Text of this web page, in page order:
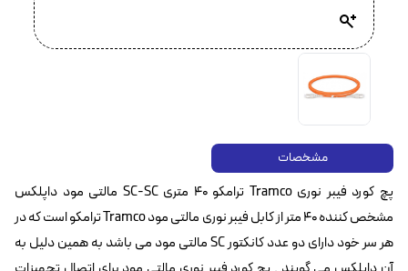
مشخصات
پچ کورد فیبر نوری Tramco ترامکو ۴۰ متری SC-SC مالتی مود داپلکس
مشخص کننده ۴۰ متر از کابل فیبر نوری مالتی مود Tramco ترامکو است که در
هر سر خود دارای دو عدد کانکتور SC مالتی مود می باشد به همین دلیل به